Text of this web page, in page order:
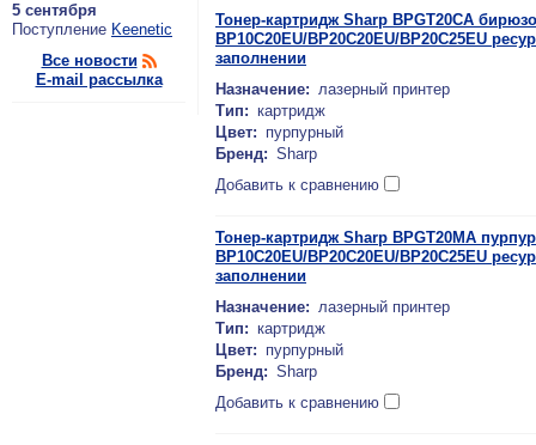
5 сентября
По­ступ­ле­ние Keenetic
Все новости
E-mail рассылка
Тонер-картридж Sharp BPGT20CA
BP10C20EU/BP20C20EU/BP20C25EU
заполнении
Назначение: лазерный принтер
Тип: картридж
Цвет: пурпурный
Бренд: Sharp
Добавить к сравнению
Тонер-картридж Sharp BPGT20MA
BP10C20EU/BP20C20EU/BP20C25EU
заполнении
Назначение: лазерный принтер
Тип: картридж
Цвет: пурпурный
Бренд: Sharp
Добавить к сравнению